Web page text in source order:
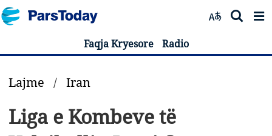
Faqja Kryesore Radio
Lajme / Iran
Liga e Kombeve të